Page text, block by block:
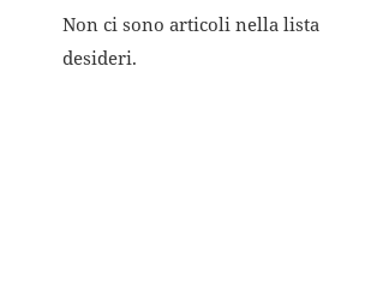
Non ci sono articoli nella lista
desideri.